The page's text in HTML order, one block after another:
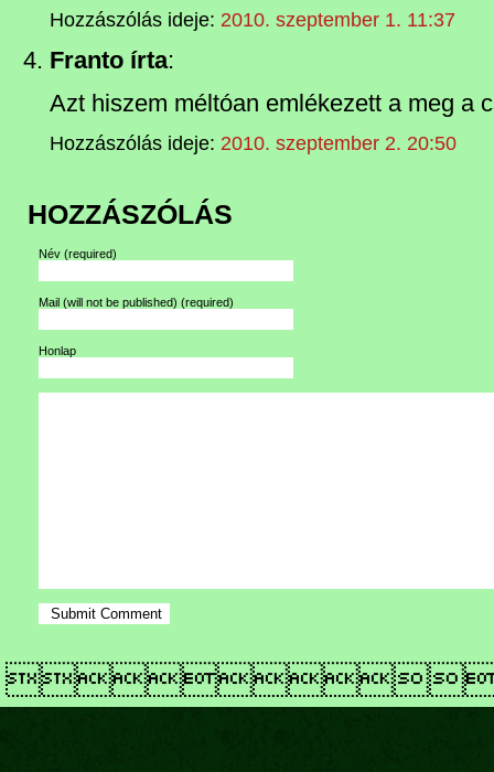
Hozzászólás ideje: 2010. szeptember 1. 11:37
Franto írta:
Azt hiszem méltóan emlékezett a meg a
Hozzászólás ideje: 2010. szeptember 2. 20:50
HOZZÁSZÓLÁS
Név (required)
Mail (will not be published) (required)
Honlap